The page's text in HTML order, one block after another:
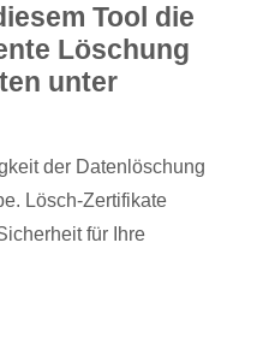
Tool die
Löschung
unter
der Datenlöschung
Lösch-Zertifikate
für Ihre